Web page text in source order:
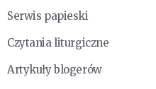
Serwis papieski
Czytania liturgiczne
Artykuły blogerów